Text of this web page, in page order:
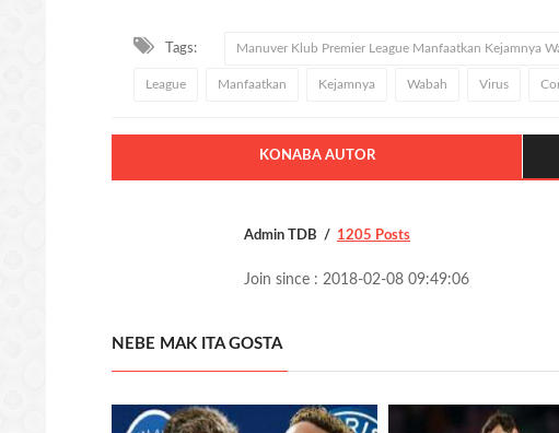
Tags: Manuver Klub Premier League Manfaatkan Kejamnya
League Manfaatkan Kejamnya Wabah Virus
KONABA AUTOR
Admin TDB 1205 Posts
Join since : 2018-02-08 09:49:06
NEBE MAK ITA GOSTA